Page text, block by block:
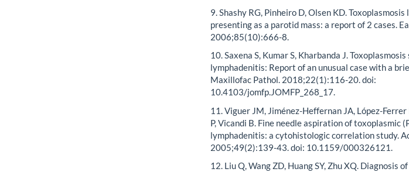
9. Shashy RG, Pinheiro D, Olsen KD.
presenting as a parotid mass: a report of 2 cases.
2006;85(10):666-8.
10. Saxena S, Kumar S, Kharbanda J.
lymphadenitis: Report of an unusual case with a
Maxillofac Pathol. 2018;22(1):116-20. doi:
10.4103/jomfp.JOMFP_268_17.
11. Viguer JM, Jiménez-Heffernan JA, López-Ferrer
P, Vicandi B. Fine needle aspiration of toxoplasmic
lymphadenitis: a cytohistologic correlation study.
2005;49(2):139-43. doi: 10.1159/000326121.
12. Liu Q, Wang ZD, Huang SY, Zhu XQ. Diagnosis